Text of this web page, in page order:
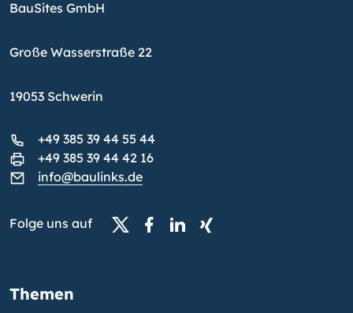
BauSites GmbH
Große Wasserstraße 22
19053 Schwerin
+49 385 39 44 55 44
+49 385 39 44 42 16
info@baulinks.de
Folge uns auf
Themen